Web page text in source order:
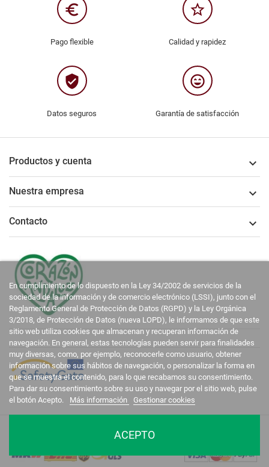
euro_symbol
Pago flexible
star_border
Calidad y rapidez
verified_user
Datos seguros
sentiment_very_satisfied
Garantía de satisfacción
Productos y cuenta 
Nuestra empresa 
Contacto 
En cumplimiento de lo dispuesto en la Ley 34/2002 de servicios de la
sociedad de la información y de comercio electrónico (LSSI), junto con el
Reglamento General de Protección de Datos (RGPD) y la Ley Orgánica
3/2018, de Protección de Datos (nueva LOPD), le informamos de que este
sitio web utiliza cookies que almacenan y recuperan información de
navegación. En general, estas tecnologías pueden servir para finalidades
muy diversas, como, por ejemplo, reconocerle como usuario, obtener
información sobre sus hábitos de navegación, o personalizar la forma en
que se muestra el contenido, para lo que recabamos su consentimiento.
Para dar su consentimiento sobre su uso y navegar por el sitio web, pulse
el botón Acepto.
Más información Gestionar cookies
ACEPTO
La Casa del Recreador © 2020-2026. Todos los derechos reservados.